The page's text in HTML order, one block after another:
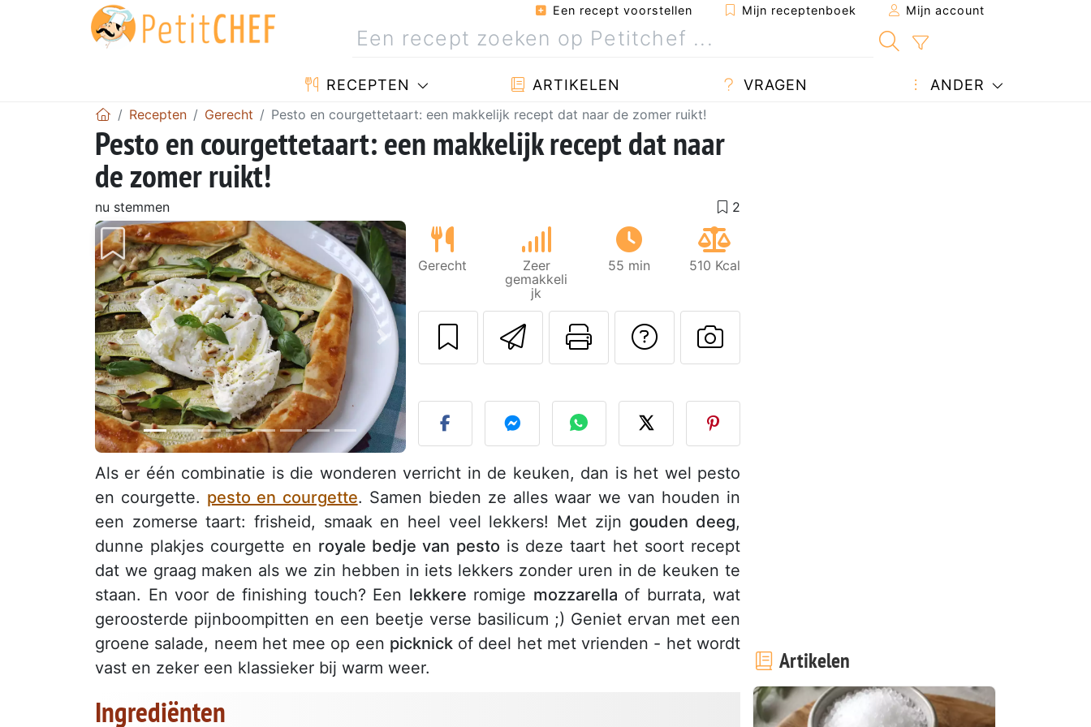
Een recept voorstellen Mijn receptenboek Mijn account
RECEPTEN ARTIKELEN VRAGEN ANDER
Recepten Gerecht Pesto en courgettetaart: een makkelijk recept dat naar de zomer ruikt!
Pesto en courgettetaart: een makkelijk recept dat naar
de zomer ruikt!
nu stemmen
Vorig Volgende
Gerecht
Zeer
gemakkeli
jk
55 min 510 Kcal
Stuur dit recept naar een vriend
Print deze pagina
Stel een vraag auteur
Plaats je foto van dit recept
Als er één combinatie is die wonderen verricht in de keuken, dan is het wel pesto
en courgette. pesto en courgette. Samen bieden ze alles waar we van houden in
een zomerse taart: frisheid, smaak en heel veel lekkers! Met zijn gouden deeg,
dunne plakjes courgette en royale bedje van pesto is deze taart het soort recept
dat we graag maken als we zin hebben in iets lekkers zonder uren in de keuken te
staan. En voor de finishing touch? Een lekkere romige mozzarella of burrata, wat
geroosterde pijnboompitten en een beetje verse basilicum ;) Geniet ervan met een
groene salade, neem het mee op een picknickof deel het met vrienden - het wordt
vast en zeker een klassieker bij warm weer.
Ingrediënten
Artikelen